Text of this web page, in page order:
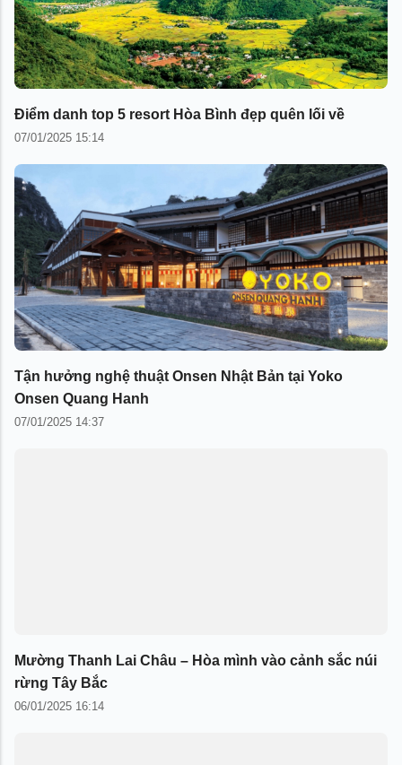
Điểm danh top 5 resort Hòa Bình đẹp quên lối về
07/01/2025 15:14
Tận hưởng nghệ thuật Onsen Nhật Bản tại Yoko
Onsen Quang Hanh
07/01/2025 14:37
Mường Thanh Lai Châu – Hòa mình vào cảnh sắc núi
rừng Tây Bắc
06/01/2025 16:14